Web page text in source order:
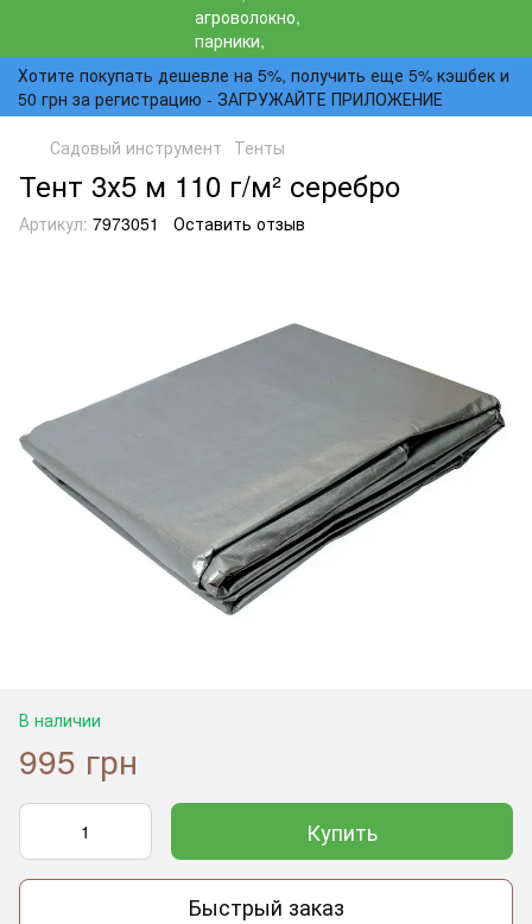
Хотите покупать дешевле на 5%, получить еще 5% кэшбек и
50 грн за регистрацию - ЗАГРУЖАЙТЕ ПРИЛОЖЕНИЕ
Садовый инструмент Тенты
Тент 3х5 м 110 г/м² серебро
Артикул: 7973051 Оставить отзыв
В наличии
995 грн
Купить
Быстрый заказ